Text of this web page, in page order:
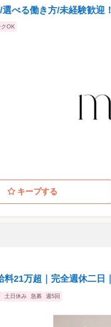
べる働き方/未経験歓迎！
クOK
キープする
21万超｜完全週休二日｜
土日休み 急募 週5回